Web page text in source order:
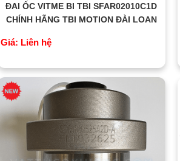
ĐAI ỐC VITME BI TBI SFAR02010C1D
CHÍNH HÃNG TBI MOTION ĐÀI LOAN
Giá: Liên hệ